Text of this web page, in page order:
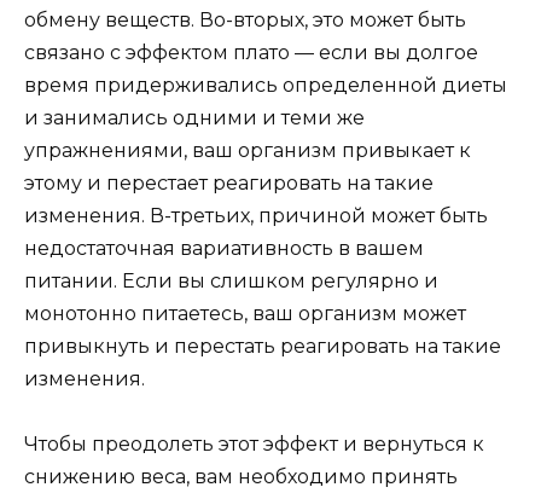
обмену веществ. Во-вторых, это может быть
связано с эффектом плато — если вы долгое
время придерживались определенной диеты
и занимались одними и теми же
упражнениями, ваш организм привыкает к
этому и перестает реагировать на такие
изменения. В-третьих, причиной может быть
недостаточная вариативность в вашем
питании. Если вы слишком регулярно и
монотонно питаетесь, ваш организм может
привыкнуть и перестать реагировать на такие
изменения.
Чтобы преодолеть этот эффект и вернуться к
снижению веса, вам необходимо принять